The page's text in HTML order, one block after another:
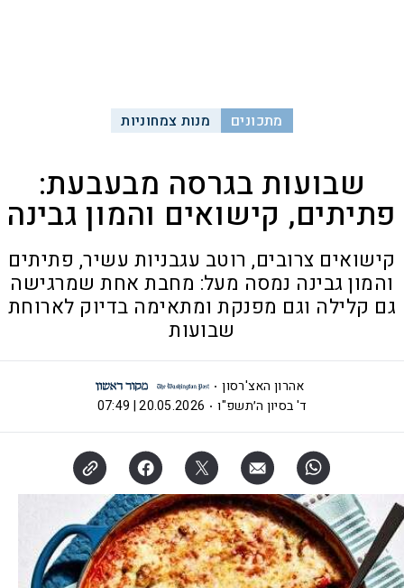
מתכונים מנות צמחוניות
שבועות בגרסה מבעבעת:
פתיתים, קישואים והמון גבינה
קישואים צרובים, רוטב עגבניות עשיר, פתיתים
והמון גבינה נמסה מעל: מחבת אחת שמרגישה
גם קלילה וגם מפנקת ומתאימה בדיוק לארוחת
שבועות
אהרון האצ'רסון
ד' בסיון ה׳תשפ"ו
20.05.2026 | 07:49